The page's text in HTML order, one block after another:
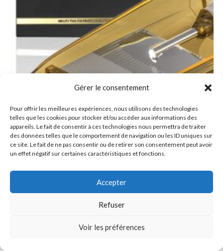
Gérer le consentement
Pour offrir les meilleures expériences, nous utilisons des technologies
telles que les cookies pour stocker et/ou accéder aux informations des
appareils. Le fait de consentir à ces technologies nous permettra de traiter
des données telles que le comportement de navigation ou les ID uniques sur
ce site. Le fait de ne pas consentir ou de retirer son consentement peut avoir
un effet négatif sur certaines caractéristiques et fonctions.
Accepter
Refuser
Voir les préférences
Vue rapide
Cartouches Kwadron® COMBAT Soft Edge Magnum Long
75.00 € 85.00